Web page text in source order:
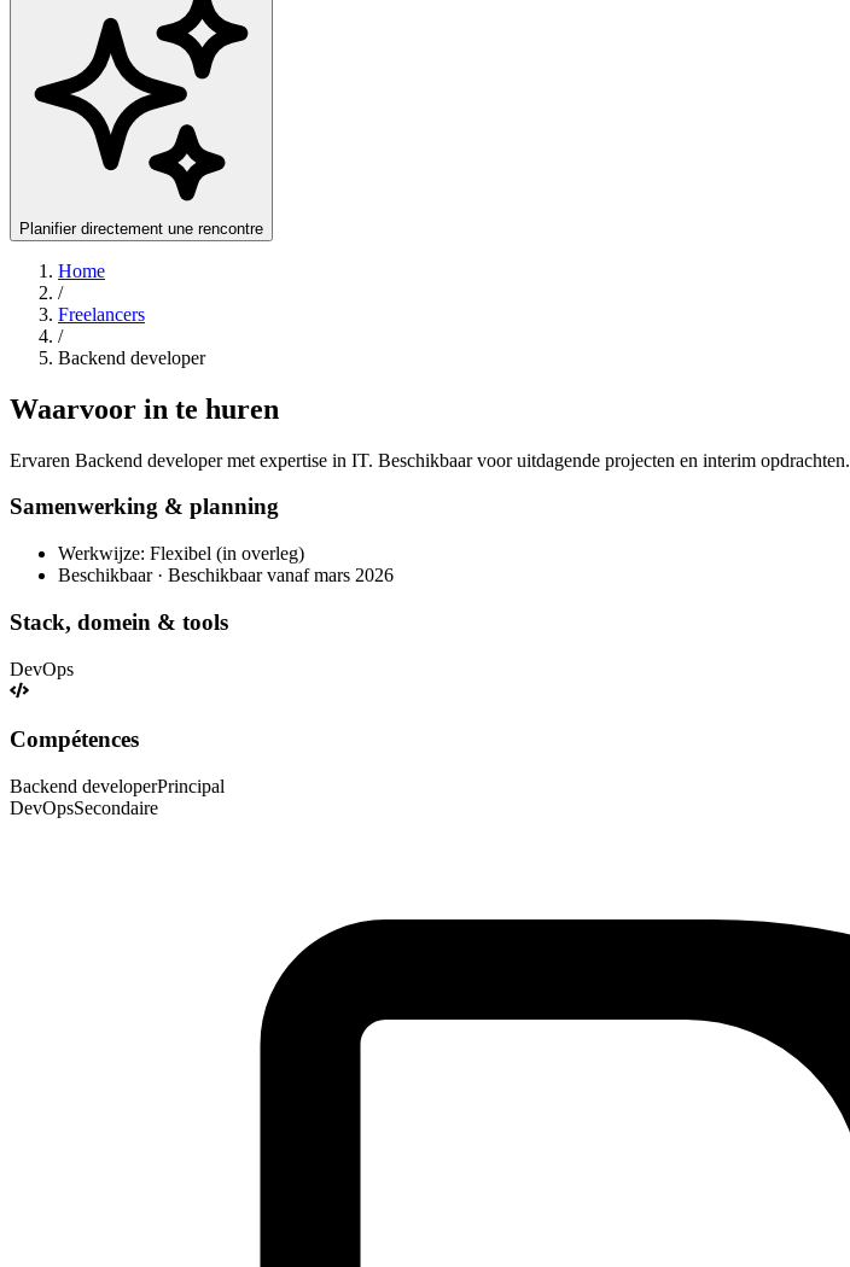
Planifier directement une rencontre
Home
/
Freelancers
/
Backend developer
Waarvoor in te huren
Ervaren Backend developer met expertise in IT. Beschikbaar voor uitdagende projecten en interim opdrachten.
Samenwerking & planning
Werkwijze: Flexibel (in overleg)
Beschikbaar · Beschikbaar vanaf mars 2026
Stack, domein & tools
DevOps
Compétences
Backend developerPrincipal
DevOpsSecondaire